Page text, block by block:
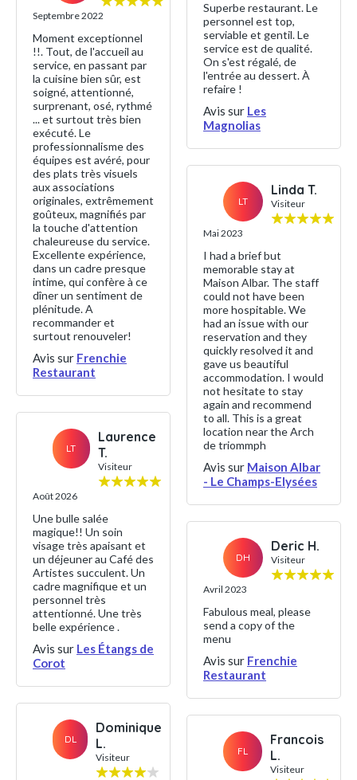
Septembre 2022
Moment exceptionnel
!!. Tout, de l'accueil au
service, en passant par
la cuisine bien sûr, est
soigné, attentionné,
surprenant, osé, rythmé
... et surtout très bien
exécuté. Le
professionnalisme des
équipes est avéré, pour
des plats très visuels
aux associations
originales, extrêmement
goûteux, magnifiés par
la touche d'attention
chaleureuse du service.
Excellente expérience,
dans un cadre presque
intime, qui confère à ce
dîner un sentiment de
plénitude. A
recommander et
surtout renouveler!
Avis sur Frenchie
Restaurant
LT
Laurence
T.
Visiteur
Août 2026
Une bulle salée
magique!! Un soin
visage très apaisant et
un déjeuner au Café des
Artistes succulent. Un
cadre magnifique et un
personnel très
attentionné. Une très
belle expérience .
Avis sur Les Étangs de
Corot
DL
Dominique
L.
Visiteur
Superbe restaurant. Le
personnel est top,
serviable et gentil. Le
service est de qualité.
On s'est régalé, de
l'entrée au dessert. À
refaire !
Avis sur Les
Magnolias
LT
Linda T.
Visiteur
Mai 2023
I had a brief but
memorable stay at
Maison Albar. The staff
could not have been
more hospitable. We
had an issue with our
reservation and they
quickly resolved it and
gave us beautiful
accommodation. I would
not hesitate to stay
again and recommend
to all. This is a great
location near the Arch
de triommph
Avis sur Maison Albar
- Le Champs-Elysées
DH
Deric H.
Visiteur
Avril 2023
Fabulous meal, please
send a copy of the
menu
Avis sur Frenchie
Restaurant
FL
Francois
L.
Visiteur